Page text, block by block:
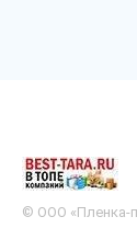
© ООО «Пленка-